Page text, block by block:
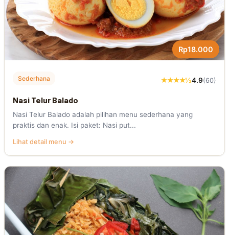
Rp18.000
Sederhana ★★★★½4.9(60)
Nasi Telur Balado
Nasi Telur Balado adalah pilihan menu sederhana yang
praktis dan enak. Isi paket: Nasi put...
Lihat detail menu →